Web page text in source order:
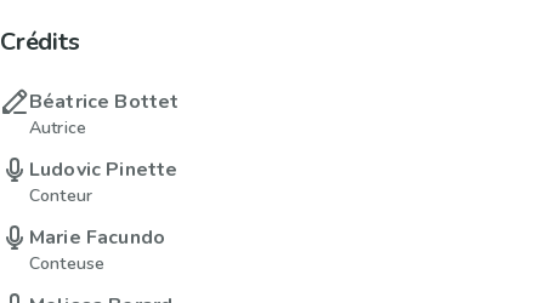
Crédits
Béatrice Bottet
Autrice
Ludovic Pinette
Conteur
Marie Facundo
Conteuse